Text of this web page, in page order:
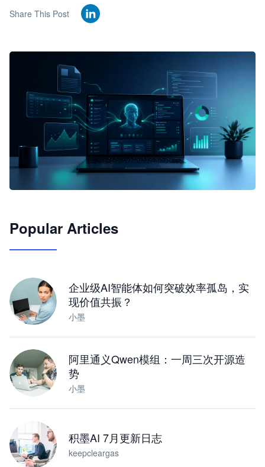
Share This Post
JimoClaw 桌面 AI Agent 工作台
Popular Articles
企业级AI智能体如何突破效率孤岛，实
现价值共振？
小墨
阿里通义Qwen模组：一周三次开源造
势
小墨
积墨AI 7月更新日志
keepcleargas